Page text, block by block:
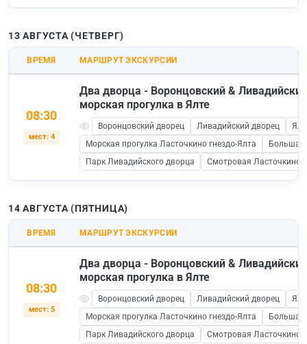
13 АВГУСТА (ЧЕТВЕРГ)
ВРЕМЯ МАРШРУТ ЭКСКУРСИИ
08:30
мест: 4
Два дворца - Воронцовский &
морская прогулка в Ялте
Воронцовский дворец Ливадийский дворец
Морская прогулка Ласточкино гнездо-Ялта
Большая
Парк Ливадийского дворца
Смотровая Ласточкино
14 АВГУСТА (ПЯТНИЦА)
ВРЕМЯ МАРШРУТ ЭКСКУРСИИ
08:30
мест: 5
Два дворца - Воронцовский &
морская прогулка в Ялте
Воронцовский дворец Ливадийский дворец
Морская прогулка Ласточкино гнездо-Ялта
Большая
Парк Ливадийского дворца
Смотровая Ласточкино